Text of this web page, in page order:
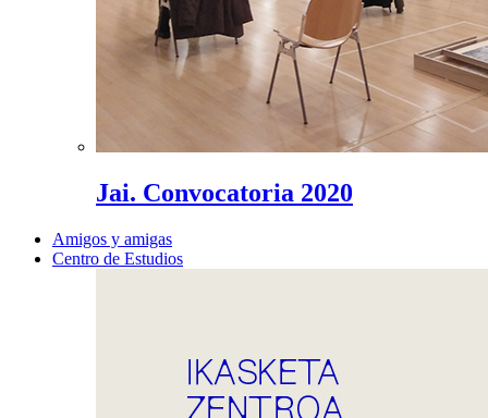
Jai. Convocatoria 2020
Amigos y amigas
Centro de Estudios